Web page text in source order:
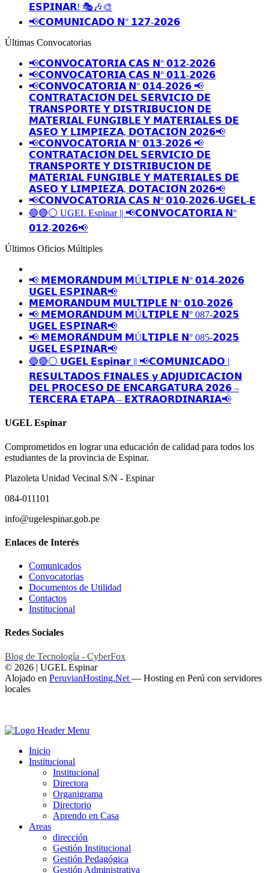
𝗘𝗦𝗣𝗜𝗡𝗔𝗥! 🎭🎶🎨
📢𝗖𝗢𝗠𝗨𝗡𝗜𝗖𝗔𝗗𝗢 𝗡° 𝟭𝟮𝟳-𝟮𝟬𝟮𝟲
Últimas Convocatorias
📢𝗖𝗢𝗡𝗩𝗢𝗖𝗔𝗧𝗢𝗥𝗜𝗔 𝗖𝗔𝗦 𝗡° 𝟬𝟭𝟮-𝟮𝟬𝟮𝟲
📢𝗖𝗢𝗡𝗩𝗢𝗖𝗔𝗧𝗢𝗥𝗜𝗔 𝗖𝗔𝗦 𝗡° 𝟬𝟭𝟭-𝟮𝟬𝟮𝟲
📢𝗖𝗢𝗡𝗩𝗢𝗖𝗔𝗧𝗢𝗥𝗜𝗔 𝗡° 𝟬𝟭𝟰-𝟮𝟬𝟮𝟲 📢
𝗖𝗢𝗡𝗧𝗥𝗔𝗧𝗔𝗖𝗜𝗢́𝗡 𝗗𝗘𝗟 𝗦𝗘𝗥𝗩𝗜𝗖𝗜𝗢 𝗗𝗘
𝗧𝗥𝗔𝗡𝗦𝗣𝗢𝗥𝗧𝗘 𝗬 𝗗𝗜𝗦𝗧𝗥𝗜𝗕𝗨𝗖𝗜𝗢𝗡 𝗗𝗘
𝗠𝗔𝗧𝗘𝗥𝗜𝗔𝗟 𝗙𝗨𝗡𝗚𝗜𝗕𝗟𝗘 𝗬 𝗠𝗔𝗧𝗘𝗥𝗜𝗔𝗟𝗘𝗦 𝗗𝗘
𝗔𝗦𝗘𝗢 𝗬 𝗟𝗜𝗠𝗣𝗜𝗘𝗭𝗔, 𝗗𝗢𝗧𝗔𝗖𝗜𝗢́𝗡 𝟮𝟬𝟮𝟲📢
📢𝗖𝗢𝗡𝗩𝗢𝗖𝗔𝗧𝗢𝗥𝗜𝗔 𝗡° 𝟬𝟭𝟯-𝟮𝟬𝟮𝟲 📢
𝗖𝗢𝗡𝗧𝗥𝗔𝗧𝗔𝗖𝗜𝗢́𝗡 𝗗𝗘𝗟 𝗦𝗘𝗥𝗩𝗜𝗖𝗜𝗢 𝗗𝗘
𝗧𝗥𝗔𝗡𝗦𝗣𝗢𝗥𝗧𝗘 𝗬 𝗗𝗜𝗦𝗧𝗥𝗜𝗕𝗨𝗖𝗜𝗢𝗡 𝗗𝗘
𝗠𝗔𝗧𝗘𝗥𝗜𝗔𝗟 𝗙𝗨𝗡𝗚𝗜𝗕𝗟𝗘 𝗬 𝗠𝗔𝗧𝗘𝗥𝗜𝗔𝗟𝗘𝗦 𝗗𝗘
𝗔𝗦𝗘𝗢 𝗬 𝗟𝗜𝗠𝗣𝗜𝗘𝗭𝗔, 𝗗𝗢𝗧𝗔𝗖𝗜𝗢́𝗡 𝟮𝟬𝟮𝟲📢
📢𝗖𝗢𝗡𝗩𝗢𝗖𝗔𝗧𝗢𝗥𝗜𝗔 𝗖𝗔𝗦 𝗡º 𝟬𝟭𝟬-𝟮𝟬𝟮𝟲-𝗨𝗚𝗘𝗟-𝗘
🔵🔴⚪️ UGEL Espinar || 📢𝗖𝗢𝗡𝗩𝗢𝗖𝗔𝗧𝗢𝗥𝗜𝗔 𝗡°
𝟬𝟭𝟮-𝟮𝟬𝟮𝟲📢
Últimos Oficios Múltiples
📢 𝗠𝗘𝗠𝗢𝗥𝗔́𝗡𝗗𝗨𝗠 𝗠Ú𝗟𝗧𝗜𝗣𝗟𝗘 𝗡° 𝟬𝟭𝟰-𝟮𝟬𝟮𝟲
𝗨𝗚𝗘𝗟 𝗘𝗦𝗣𝗜𝗡𝗔𝗥📢
𝗠𝗘𝗠𝗢𝗥𝗔𝗡𝗗𝗨𝗠 𝗠𝗨𝗟𝗧𝗜𝗣𝗟𝗘 𝗡° 𝟬𝟭𝟬-𝟮𝟬𝟮𝟲
📢 𝗠𝗘𝗠𝗢𝗥𝗔́𝗡𝗗𝗨𝗠 𝗠Ú𝗟𝗧𝗜𝗣𝗟𝗘 𝗡° 087-𝟮𝟬𝟮𝟱
𝗨𝗚𝗘𝗟 𝗘𝗦𝗣𝗜𝗡𝗔𝗥📢
📢 𝗠𝗘𝗠𝗢𝗥𝗔́𝗡𝗗𝗨𝗠 𝗠Ú𝗟𝗧𝗜𝗣𝗟𝗘 𝗡° 085-𝟮𝟬𝟮𝟱
𝗨𝗚𝗘𝗟 𝗘𝗦𝗣𝗜𝗡𝗔𝗥📢
🔵🔴⚪️ 𝗨𝗚𝗘𝗟 𝗘𝘀𝗽𝗶𝗻𝗮𝗿 || 📢𝗖𝗢𝗠𝗨𝗡𝗜𝗖𝗔𝗗𝗢 |
𝗥𝗘𝗦𝗨𝗟𝗧𝗔𝗗𝗢𝗦 𝗙𝗜𝗡𝗔𝗟𝗘𝗦 𝘆 𝗔𝗗𝗝𝗨𝗗𝗜𝗖𝗔𝗖𝗜𝗢𝗡
𝗗𝗘𝗟 𝗣𝗥𝗢𝗖𝗘𝗦𝗢 𝗗𝗘 𝗘𝗡𝗖𝗔𝗥𝗚𝗔𝗧𝗨𝗥𝗔 𝟮𝟬𝟮𝟲 –
𝗧𝗘𝗥𝗖𝗘𝗥𝗔 𝗘𝗧𝗔𝗣𝗔 – 𝗘𝗫𝗧𝗥𝗔𝗢𝗥𝗗𝗜𝗡𝗔𝗥𝗜𝗔📢
UGEL Espinar
Comprometidos en lograr una educación de calidad para todos los
estudiantes de la provincia de Espinar.
Plazoleta Unidad Vecinal S/N - Espinar
084-011101
info@ugelespinar.gob.pe
Enlaces de Interés
Comunicados
Convocatorias
Documentos de Utilidad
Contactos
Institucional
Redes Sociales
Blog de Tecnología - CyberFox
© 2026 | UGEL Espinar
Alojado en PeruvianHosting.Net — Hosting en Perú con servidores
locales
Inicio
Institucional
Institucional
Directora
Organigrama
Directorio
Aprendo en Casa
Areas
dirección
Gestión Institucional
Gestión Pedagógica
Gestión Administrativa